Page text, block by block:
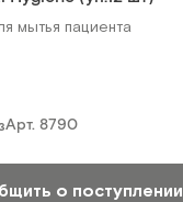
мытья пациента
Арт.8790
о поступлении